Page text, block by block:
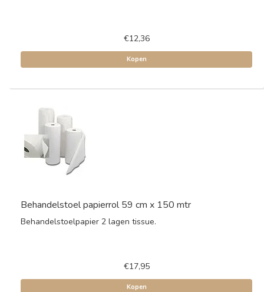
€12,36
Kopen
Behandelstoel papierrol 59 cm x 150 mtr
Behandelstoelpapier 2 lagen tissue.
€17,95
Kopen